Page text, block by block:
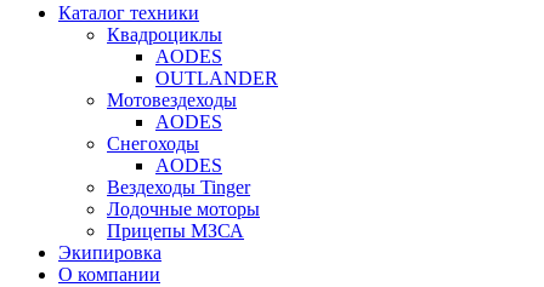
Каталог техники
Квадроциклы
AODES
OUTLANDER
Мотовездеходы
AODES
Снегоходы
AODES
Вездеходы Tinger
Лодочные моторы
Прицепы МЗСА
Экипировка
О компании